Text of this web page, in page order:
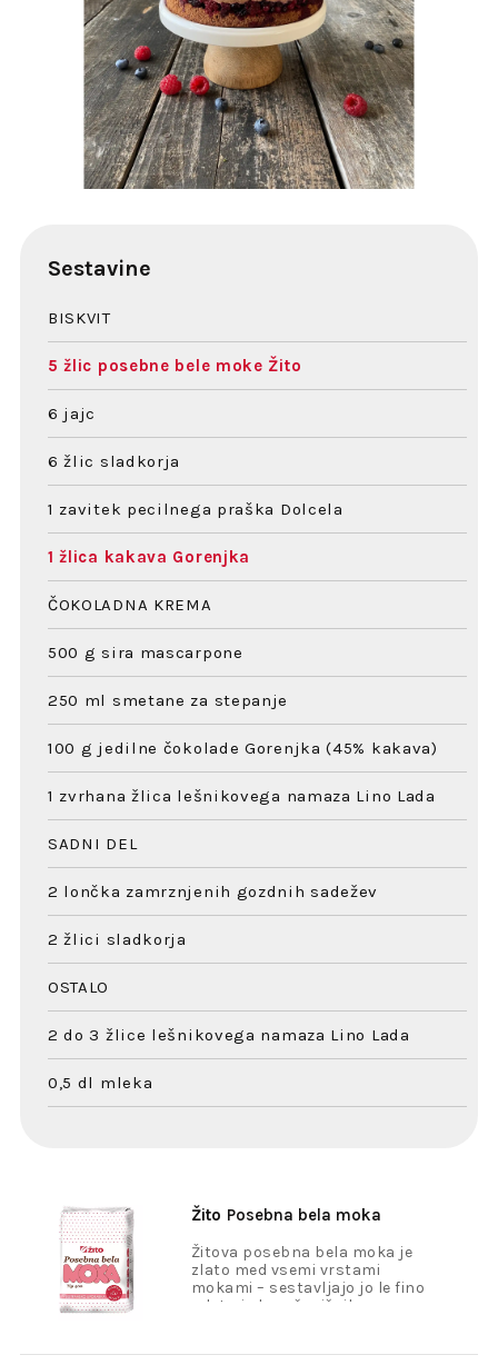
Sestavine
BISKVIT
5 žlic posebne bele moke Žito
6 jajc
6 žlic sladkorja
1 zavitek pecilnega praška Dolcela
1 žlica kakava Gorenjka
ČOKOLADNA KREMA
500 g sira mascarpone
250 ml smetane za stepanje
100 g jedilne čokolade Gorenjka (45% kakava)
1 zvrhana žlica lešnikovega namaza Lino Lada
SADNI DEL
2 lončka zamrznjenih gozdnih sadežev
2 žlici sladkorja
OSTALO
2 do 3 žlice lešnikovega namaza Lino Lada
0,5 dl mleka
Žito Posebna bela moka
Žitova posebna bela moka je
zlato med vsemi vrstami
mokami – sestavljajo jo le fino
mleta jedra pšeničnih zrn.